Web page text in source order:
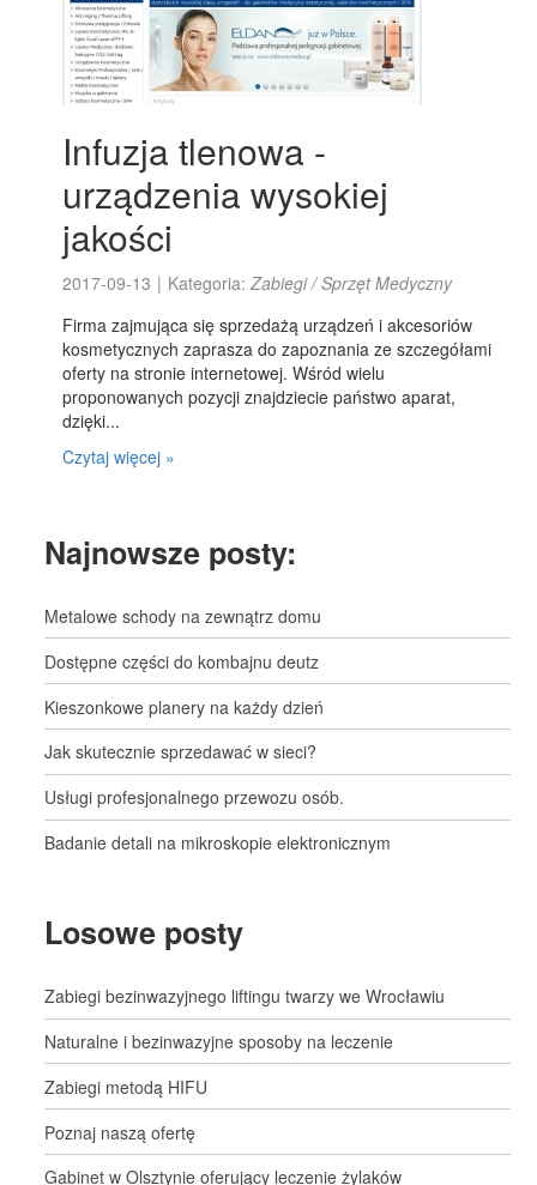
Infuzja tlenowa -
urządzenia wysokiej
jakości
2017-09-13 | Kategoria:Zabiegi / Sprzęt Medyczny
Firma zajmująca się sprzedażą urządzeń i akcesoriów
kosmetycznych zaprasza do zapoznania ze szczegółami
oferty na stronie internetowej. Wśród wielu
proponowanych pozycji znajdziecie państwo aparat,
dzięki...
Czytaj więcej »
Najnowsze posty:
Metalowe schody na zewnątrz domu
Dostępne części do kombajnu deutz
Kieszonkowe planery na każdy dzień
Jak skutecznie sprzedawać w sieci?
Usługi profesjonalnego przewozu osób.
Badanie detali na mikroskopie elektronicznym
Losowe posty
Zabiegi bezinwazyjnego liftingu twarzy we Wrocławiu
Naturalne i bezinwazyjne sposoby na leczenie
Zabiegi metodą HIFU
Poznaj naszą ofertę
Gabinet w Olsztynie oferujący leczenie żylaków